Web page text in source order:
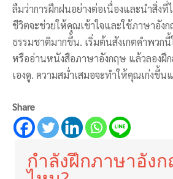
ลืมว่าการฝึกฝนอย่างต่อเนื่องและนำสิ่งที่
ชีวิตจะช่วยให้คุณเข้าใจและใช้ภาษาอัง
ธรรมชาติมากขึ้น. เริ่มต้นสังเกตคำพว
หรืออ่านหนังสือภาษาอังกฤษ แล้วลองฝึก
เองดู. ความสม่ำเสมอจะทำให้คุณเก่งขึ้
Share
กำลังฝึกภาษาอัง